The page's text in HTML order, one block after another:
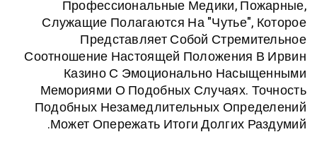
Профессиональные Медики,
Служащие Полагаются На
Представляет Собой
Соотношение Настоящей
Казино С Эмоционально
Мемориями О Подобных Случаях.
Подобных Незамедлительных
Может Опережать Итоги Долгих